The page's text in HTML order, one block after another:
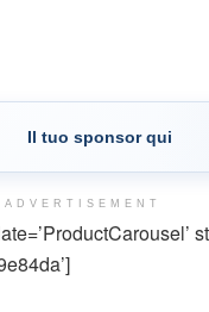
Il tuo sponsor qui
ADVERTISEMENT